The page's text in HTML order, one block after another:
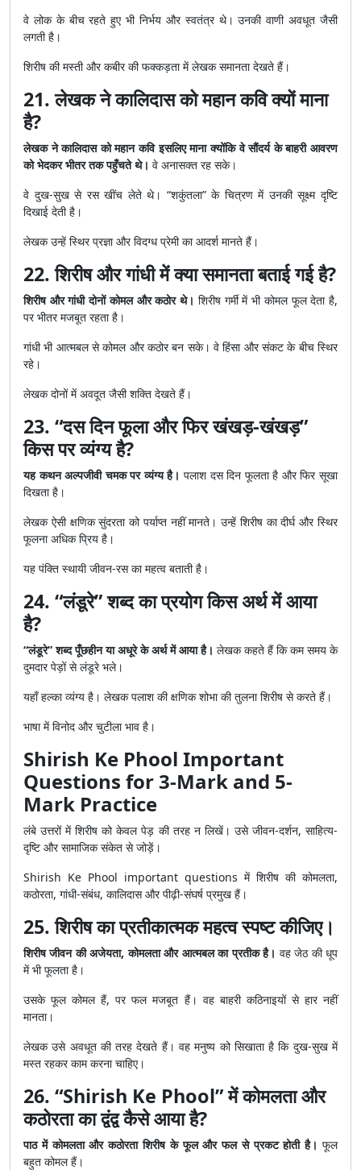
वे लोक के बीच रहते हुए भी निर्भय और स्वतंत्र थे। उनकी वाणी अवधूत जैसी
लगती है।
शिरीष की मस्ती और कबीर की फक्कड़ता में लेखक समानता देखते हैं।
21. लेखक ने कालिदास को महान कवि क्यों माना
है?
लेखक ने कालिदास को महान कवि इसलिए माना क्योंकि वे सौंदर्य के बाहरी आवरण
को भेदकर भीतर तक पहुँचते थे। वे अनासक्त रह सके।
वे दुख-सुख से रस खींच लेते थे। “शकुंतला” के चित्रण में उनकी सूक्ष्म दृष्टि
दिखाई देती है।
लेखक उन्हें स्थिर प्रज्ञा और विदग्ध प्रेमी का आदर्श मानते हैं।
22. शिरीष और गांधी में क्या समानता बताई गई है?
शिरीष और गांधी दोनों कोमल और कठोर थे। शिरीष गर्मी में भी कोमल फूल देता है,
पर भीतर मजबूत रहता है।
गांधी भी आत्मबल से कोमल और कठोर बन सके। वे हिंसा और संकट के बीच स्थिर
रहे।
लेखक दोनों में अवदूत जैसी शक्ति देखते हैं।
23. “दस दिन फूला और फिर खंखड़-खंखड़”
किस पर व्यंग्य है?
यह कथन अल्पजीवी चमक पर व्यंग्य है। पलाश दस दिन फूलता है और फिर सूखा
दिखता है।
लेखक ऐसी क्षणिक सुंदरता को पर्याप्त नहीं मानते। उन्हें शिरीष का दीर्घ और स्थिर
फूलना अधिक प्रिय है।
यह पंक्ति स्थायी जीवन-रस का महत्व बताती है।
24. “लंडूरे” शब्द का प्रयोग किस अर्थ में आया
है?
“लंडूरे” शब्द पूँछहीन या अधूरे के अर्थ में आया है। लेखक कहते हैं कि कम समय के
दुमदार पेड़ों से लंडूरे भले।
यहाँ हल्का व्यंग्य है। लेखक पलाश की क्षणिक शोभा की तुलना शिरीष से करते हैं।
भाषा में विनोद और चुटीला भाव है।
Shirish Ke Phool Important
Questions for 3-Mark and 5-
Mark Practice
लंबे उत्तरों में शिरीष को केवल पेड़ की तरह न लिखें। उसे जीवन-दर्शन, साहित्य-
दृष्टि और सामाजिक संकेत से जोड़ें।
Shirish Ke Phool important questions में शिरीष की कोमलता,
कठोरता, गांधी-संबंध, कालिदास और पीढ़ी-संघर्ष प्रमुख हैं।
25. शिरीष का प्रतीकात्मक महत्व स्पष्ट कीजिए।
शिरीष जीवन की अजेयता, कोमलता और आत्मबल का प्रतीक है। वह जेठ की धूप
में भी फूलता है।
उसके फूल कोमल हैं, पर फल मजबूत हैं। वह बाहरी कठिनाइयों से हार नहीं
मानता।
लेखक उसे अवधूत की तरह देखते हैं। वह मनुष्य को सिखाता है कि दुख-सुख में
मस्त रहकर काम करना चाहिए।
26. “Shirish Ke Phool” में कोमलता और
कठोरता का द्वंद्व कैसे आया है?
पाठ में कोमलता और कठोरता शिरीष के फूल और फल से प्रकट होती है। फूल
बहुत कोमल हैं।